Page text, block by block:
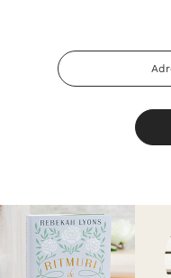
Adresa
Email